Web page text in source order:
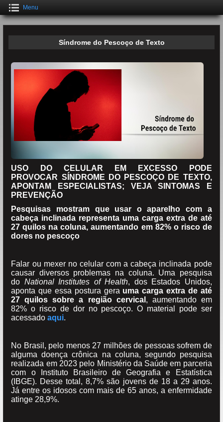
Menu
Síndrome do Pescoço de Texto
USO DO CELULAR EM EXCESSO PODE
PROVOCAR SÍNDROME DO PESCOÇO DE TEXTO,
APONTAM ESPECIALISTAS; VEJA SINTOMAS E
PREVENÇÃO
Pesquisas mostram que usar o aparelho com a
cabeça inclinada representa uma carga extra de até
27 quilos na coluna, aumentando em 82% o risco de
dores no pescoço
Falar ou mexer no celular com a cabeça inclinada pode
causar diversos problemas na coluna. Uma pesquisa
do National Institutes of Health, dos Estados Unidos,
aponta que essa postura gera uma carga extra de até
27 quilos sobre a região cervical , aumentando em
82% o risco de dor no pescoço. O material pode ser
acessado aqui.
No Brasil, pelo menos 27 milhões de pessoas sofrem de
alguma doença crônica na coluna, segundo pesquisa
realizada em 2023 pelo Ministério da Saúde em parceria
com o Instituto Brasileiro de Geografia e Estatística
(IBGE). Desse total, 8,7% são jovens de 18 a 29 anos.
Já entre os idosos com mais de 65 anos, a enfermidade
atinge 28,9%.